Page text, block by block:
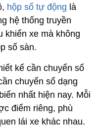
hộp số tự động là
hệ thống truyền
khiển xe mà không
số sàn.
kế cần chuyển số
chuyển số dạng
nhất hiện nay. Mỗi
điểm riêng, phù
lái xe khác nhau.